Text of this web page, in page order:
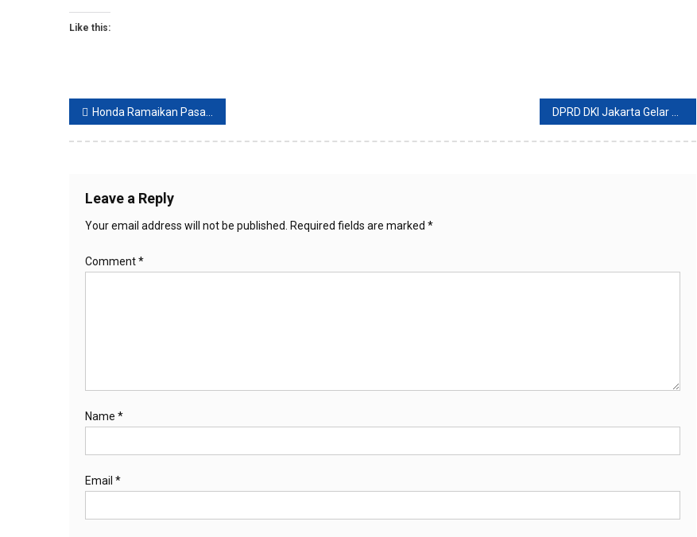
Like this:
Post
navigation
Honda Ramaikan Pasar Skutik Bergaya Retro Klasik, Ini Kelebihannya DPRD DKI Jakarta Gelar Rapat Pemberhentian Anies – Riza Pekan Depan
Leave a Reply
Your email address will not be published. Required fields are marked *
Comment*
Name *
Email *